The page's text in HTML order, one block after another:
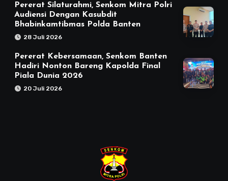
Pererat Silaturahmi, Senkom Mitra Polri
Audiensi Dengan Kasubdit
Bhabinkamtibmas Polda Banten
28 Juli 2026
Pererat Kebersamaan, Senkom Banten
Hadiri Nonton Bareng Kapolda Final
Piala Dunia 2026
20 Juli 2026